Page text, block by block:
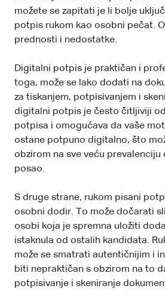
možete se zapitati je li bolje
potpis rukom kao osobni pečat.
prednosti i nedostatke.
Digitalni potpis je praktičan i
toga, može se lako dodati na
za tiskanjem, potpisivanjem i
digitalni potpis je često čitljiviji
potpisa i omogućava da vaše
ostane potpuno digitalno, što
obzirom na sve veću prevalenciju
posao.
S druge strane, rukom pisani
osobni dodir. To može dočarati
osobi koja je spremna uložiti
istaknula od ostalih kandidata.
može se smatrati autentičnijim i
biti nepraktičan s obzirom na to
potpisivanje i skeniranje